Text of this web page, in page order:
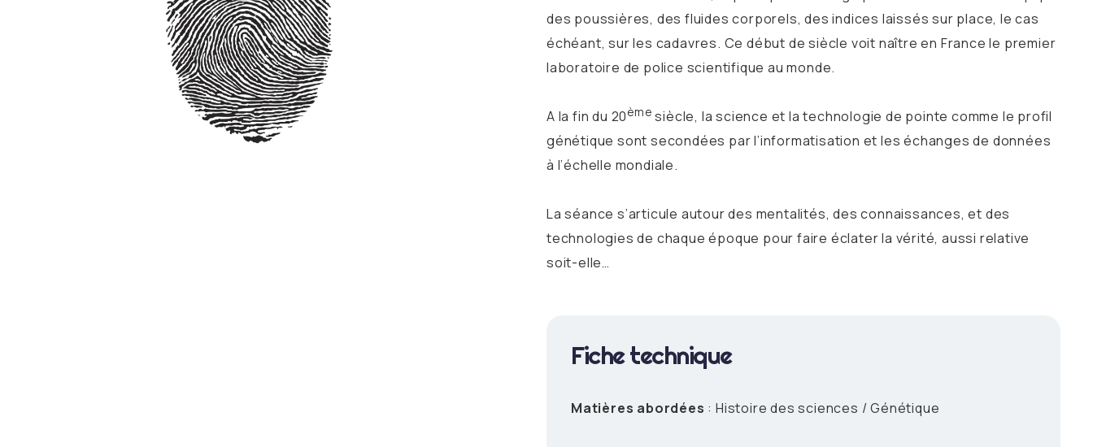
des poussières, des fluides corporels, des indices laissés sur place, le cas
échéant, sur les cadavres. Ce début de siècle voit naître en France le premier
laboratoire de police scientifique au monde.
A la fin du 20ème siècle, la science et la technologie de pointe comme le profil
génétique sont secondées par l’informatisation et les échanges de données
à l’échelle mondiale.
La séance s’articule autour des mentalités, des connaissances, et des
technologies de chaque époque pour faire éclater la vérité, aussi relative
soit-elle…
Fiche technique
Matières abordées : Histoire des sciences / Génétique